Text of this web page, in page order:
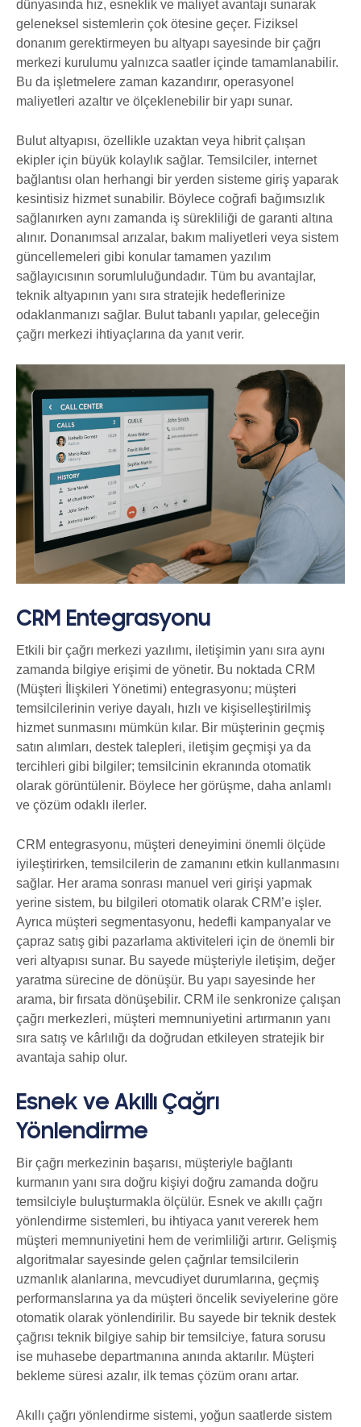
dünyasında hız, esneklik ve maliyet avantajı sunarak
geleneksel sistemlerin çok ötesine geçer. Fiziksel
donanım gerektirmeyen bu altyapı sayesinde bir çağrı
merkezi kurulumu yalnızca saatler içinde tamamlanabilir.
Bu da işletmelere zaman kazandırır, operasyonel
maliyetleri azaltır ve ölçeklenebilir bir yapı sunar.
Bulut altyapısı, özellikle uzaktan veya hibrit çalışan
ekipler için büyük kolaylık sağlar. Temsilciler, internet
bağlantısı olan herhangi bir yerden sisteme giriş yaparak
kesintisiz hizmet sunabilir. Böylece coğrafi bağımsızlık
sağlanırken aynı zamanda iş sürekliliği de garanti altına
alınır. Donanımsal arızalar, bakım maliyetleri veya sistem
güncellemeleri gibi konular tamamen yazılım
sağlayıcısının sorumluluğundadır. Tüm bu avantajlar,
teknik altyapının yanı sıra stratejik hedeflerinize
odaklanmanızı sağlar. Bulut tabanlı yapılar, geleceğin
çağrı merkezi ihtiyaçlarına da yanıt verir.
CRM Entegrasyonu
Etkili bir çağrı merkezi yazılımı, iletişimin yanı sıra aynı
zamanda bilgiye erişimi de yönetir. Bu noktada CRM
(Müşteri İlişkileri Yönetimi) entegrasyonu; müşteri
temsilcilerinin veriye dayalı, hızlı ve kişiselleştirilmiş
hizmet sunmasını mümkün kılar. Bir müşterinin geçmiş
satın alımları, destek talepleri, iletişim geçmişi ya da
tercihleri gibi bilgiler; temsilcinin ekranında otomatik
olarak görüntülenir. Böylece her görüşme, daha anlamlı
ve çözüm odaklı ilerler.
CRM entegrasyonu, müşteri deneyimini önemli ölçüde
iyileştirirken, temsilcilerin de zamanını etkin kullanmasını
sağlar. Her arama sonrası manuel veri girişi yapmak
yerine sistem, bu bilgileri otomatik olarak CRM’e işler.
Ayrıca müşteri segmentasyonu, hedefli kampanyalar ve
çapraz satış gibi pazarlama aktiviteleri için de önemli bir
veri altyapısı sunar. Bu sayede müşteriyle iletişim, değer
yaratma sürecine de dönüşür. Bu yapı sayesinde her
arama, bir fırsata dönüşebilir. CRM ile senkronize çalışan
çağrı merkezleri, müşteri memnuniyetini artırmanın yanı
sıra satış ve kârlılığı da doğrudan etkileyen stratejik bir
avantaja sahip olur.
Esnek ve Akıllı Çağrı
Yönlendirme
Bir çağrı merkezinin başarısı, müşteriyle bağlantı
kurmanın yanı sıra doğru kişiyi doğru zamanda doğru
temsilciyle buluşturmakla ölçülür. Esnek ve akıllı çağrı
yönlendirme sistemleri, bu ihtiyaca yanıt vererek hem
müşteri memnuniyetini hem de verimliliği artırır. Gelişmiş
algoritmalar sayesinde gelen çağrılar temsilcilerin
uzmanlık alanlarına, mevcudiyet durumlarına, geçmiş
performanslarına ya da müşteri öncelik seviyelerine göre
otomatik olarak yönlendirilir. Bu sayede bir teknik destek
çağrısı teknik bilgiye sahip bir temsilciye, fatura sorusu
ise muhasebe departmanına anında aktarılır. Müşteri
bekleme süresi azalır, ilk temas çözüm oranı artar.
Akıllı çağrı yönlendirme sistemi, yoğun saatlerde sistem